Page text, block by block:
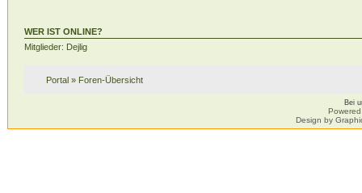
WER IST ONLINE?
Mitglieder: Dejlig
Portal » Foren-Übersicht
Bei
Design by